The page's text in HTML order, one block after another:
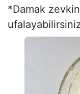
*Damak